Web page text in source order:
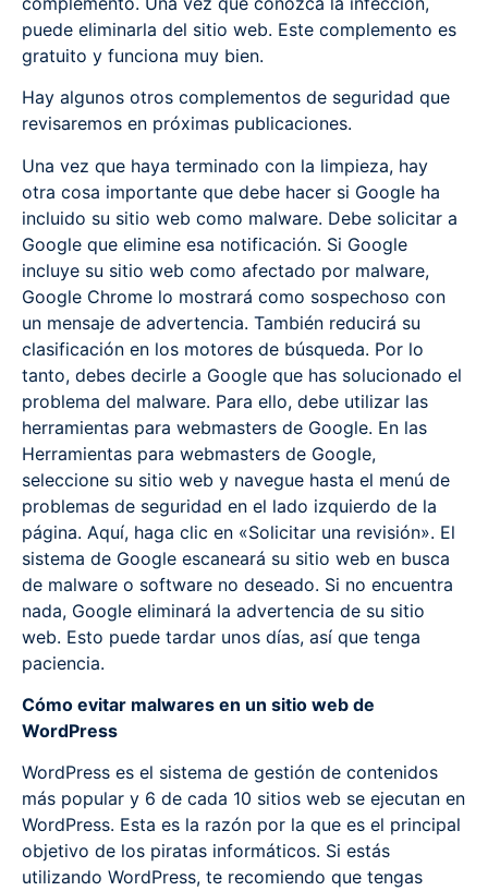
puede eliminarla del sitio web. Este complemento es
gratuito y funciona muy bien.
Hay algunos otros complementos de seguridad que
revisaremos en próximas publicaciones.
Una vez que haya terminado con la limpieza, hay
otra cosa importante que debe hacer si Google ha
incluido su sitio web como malware. Debe solicitar a
Google que elimine esa notificación. Si Google
incluye su sitio web como afectado por malware,
Google Chrome lo mostrará como sospechoso con
un mensaje de advertencia. También reducirá su
clasificación en los motores de búsqueda. Por lo
tanto, debes decirle a Google que has solucionado el
problema del malware. Para ello, debe utilizar las
herramientas para webmasters de Google. En las
Herramientas para webmasters de Google,
seleccione su sitio web y navegue hasta el menú de
problemas de seguridad en el lado izquierdo de la
página. Aquí, haga clic en «Solicitar una revisión». El
sistema de Google escaneará su sitio web en busca
de malware o software no deseado. Si no encuentra
nada, Google eliminará la advertencia de su sitio
web. Esto puede tardar unos días, así que tenga
paciencia.
Cómo evitar malwares en un sitio web de
WordPress
WordPress es el sistema de gestión de contenidos
más popular y 6 de cada 10 sitios web se ejecutan en
WordPress. Esta es la razón por la que es el principal
objetivo de los piratas informáticos. Si estás
utilizando WordPress, te recomiendo que tengas